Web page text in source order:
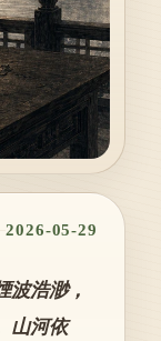
2026-05-29
波浩渺，
山河依